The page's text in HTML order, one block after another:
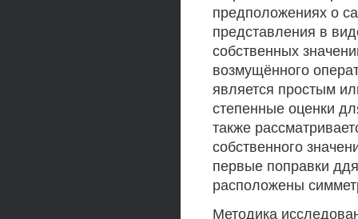
предположениях о
представления в
собственных
возмущённого
является простым
степенные оценки
также
собственного
первые поправки
расположены
Методика